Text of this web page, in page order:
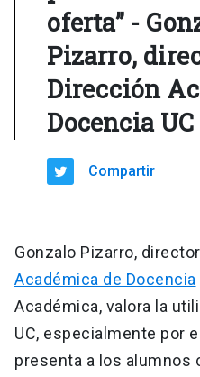
oferta” -
Pizarro,
Dirección
Docencia UC
Compartir
Gonzalo Pizarro,
Académica de Docencia
Académica, valora la
UC, especialmente por
presenta a los alumnos